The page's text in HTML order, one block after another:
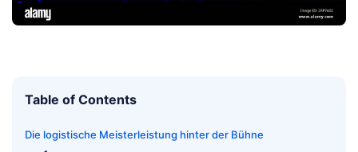
Table of Contents
Die logistische Meisterleistung hinter der Bühne